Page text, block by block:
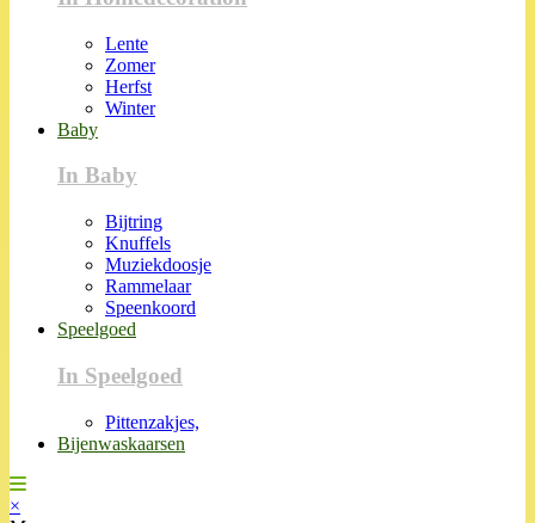
Lente
Zomer
Herfst
Winter
Baby
In Baby
Bijtring
Knuffels
Muziekdoosje
Rammelaar
Speenkoord
Speelgoed
In Speelgoed
Pittenzakjes,
Bijenwaskaarsen
×